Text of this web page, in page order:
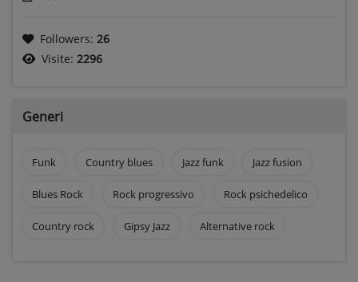
Followers: 26
Visite: 2296
Generi
Funk Country blues Jazz funk Jazz fusion
Blues Rock Rock progressivo Rock psichedelico
Country rock Gipsy Jazz Alternative rock